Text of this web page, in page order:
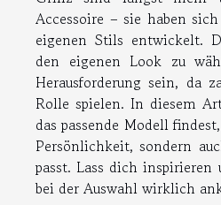
Accessoire – sie haben
eigenen Stils entwickelt.
den eigenen Look zu
Herausforderung sein, da
Rolle spielen. In diesem
das passende Modell
Persönlichkeit, sondern
passt. Lass dich inspirieren
bei der Auswahl wirklich